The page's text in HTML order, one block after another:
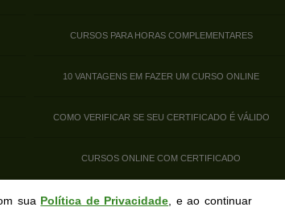
CURSOS PARA HORAS COMPLEMENTARES
10 VANTAGENS EM FAZER UM CURSO ONLINE
COMO VERIFICAR SE SEU CERTIFICADO É VÁLIDO
CURSOS ONLINE COM CERTIFICADO
sua Política de Privacidade , e ao continuar